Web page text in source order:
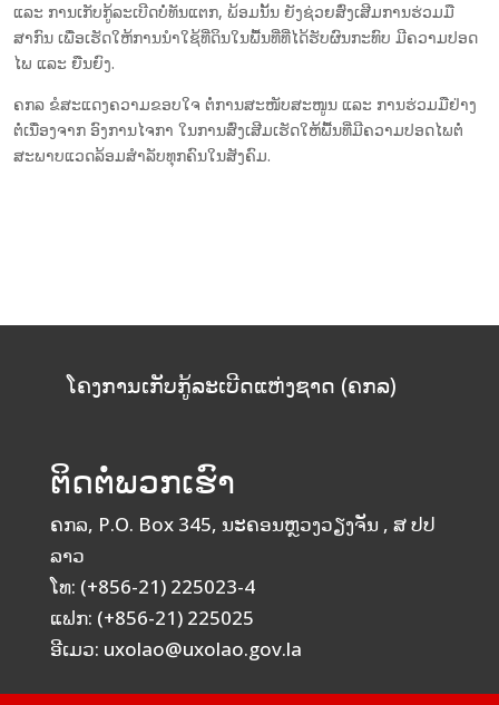
ແລະ ການເກັບກູ້ລະເບີດບໍ່ທັນແຕກ, ພ້ອມນັ້ນ ຍັງຊ່ວຍສົ່ງເສີມການຮ່ວມມື
ສາກົນ ເພື່ອເຮັດໃຫ້ການນຳໃຊ້ທີ່ດິນໃນພື້ນທີ່ທີ່ໄດ້ຮັບຜົນກະທົບ ມີຄວາມປອດ
ໄພ ແລະ ຍືນຍົງ.
ຄກລ ຂໍສະແດງຄວາມຂອບໃຈ ຕໍ່ການສະໜັບສະໜູນ ແລະ ການຮ່ວມມືຢ່າງ
ຕໍ່ເນື່ອງຈາກ ອົງການໄຈກາ ໃນການສົ່ງເສີມເຮັດໃຫ້ພື້ນທີ່ມີຄວາມປອດໄພຕໍ່
ສະພາບແວດລ້ອມສຳລັບທຸກຄົນໃນສັງຄົມ.
ໂຄງການເກັບກູ້ລະເບີດແຫ່ງຊາດ (ຄກລ)
ຕິດຕໍ່ພວກເຮົາ
ຄກລ, P.O. Box 345, ນະຄອນຫຼວງວຽງຈັນ , ສ ປປ
ລາວ
ໂທ: (+856-21) 225023-4
ແຟກ: (+856-21) 225025
ອີເມວ: uxolao@uxolao.gov.la